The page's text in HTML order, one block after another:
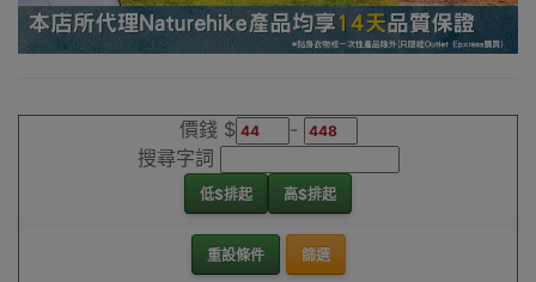
價錢 $
-
搜尋字詞
低$排起 高$排起
重設條件 篩選